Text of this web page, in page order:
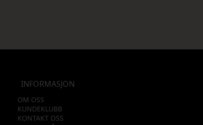
INFORMASJON
OM OSS
KUNDEKLUBB
KONTAKT OSS